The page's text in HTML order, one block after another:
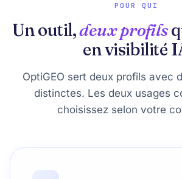
POUR QUI
Un outil,deux profils
en visibilité
OptiGEO sert deux profils avec
distinctes. Les deux usages
choisissez selon votre